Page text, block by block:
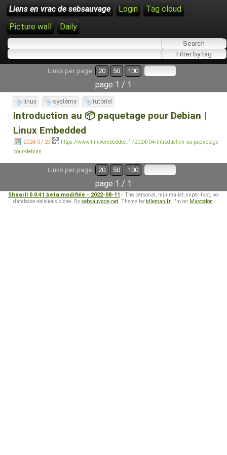
Liens en vrac de sebsauvage Login
Tag cloud
Picture wall
Daily
Links per page: 20 50 100
page 1 / 1
linux système tutoriel
Introduction au 📦 paquetage pour Debian |
Linux Embedded
2024-07-29
https://www.linuxembedded.fr/2024/04/introduction-au-paquetage-
pour-debian
Links per page: 20 50 100
page 1 / 1
Shaarli 0.0.41 beta modifiée - 2022-08-11 - The personal, minimalist, super-fast, no-
database delicious clone. By sebsauvage.net. Theme by idleman.fr. I'm on Mastodon.